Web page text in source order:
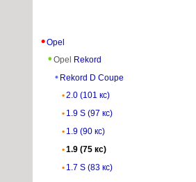
Opel
Opel
Rekord
Rekord D Coupe
2.0 (101 кс)
1.9 S (97 кс)
1.9 (90 кс)
1.9 (75 кс)
1.7 S (83 кс)